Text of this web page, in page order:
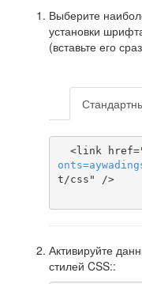
Выберите
установки
(вставьте его
<link
onts=
t/css" />
Активируйте
стилей CSS::